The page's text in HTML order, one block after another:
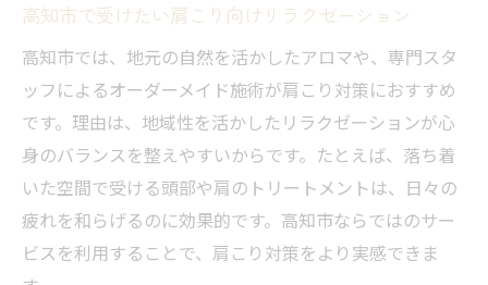
高知市で受けたい肩こり向けリラクゼーション
高知市では、地元の自然を活かしたアロマや、専門スタ
ッフによるオーダーメイド施術が肩こり対策におすすめ
です。理由は、地域性を活かしたリラクゼーションが心
身のバランスを整えやすいからです。たとえば、落ち着
いた空間で受ける頭部や肩のトリートメントは、日々の
疲れを和らげるのに効果的です。高知市ならではのサー
ビスを利用することで、肩こり対策をより実感できま